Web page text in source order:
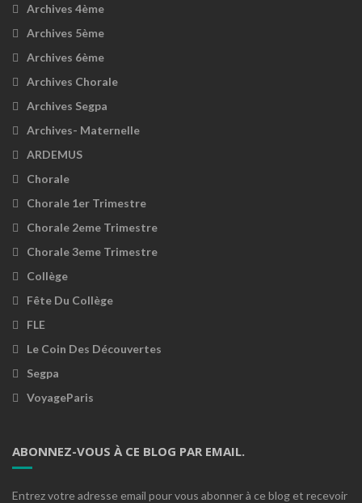
Archives 4ème
Archives 5ème
Archives 6ème
Archives Chorale
Archives Segpa
Archives- Maternelle
ARDEMUS
Chorale
Chorale 1er Trimestre
Chorale 2eme Trimestre
Chorale 3eme Trimestre
Collège
Fête Du Collège
FLE
Le Coin Des Découvertes
Segpa
VoyageParis
ABONNEZ-VOUS À CE BLOG PAR EMAIL.
Entrez votre adresse email pour vous abonner à ce blog et recevoir